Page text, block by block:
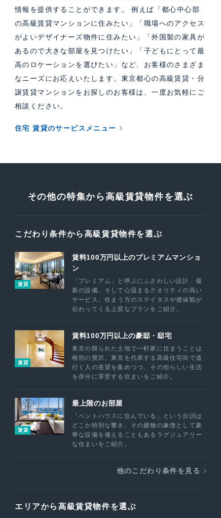
情報を提供することができます。 例えば「都心中心部
の高級賃貸マンションに住みたい」「職場へのアクセス
がよいデザイナーズ物件に住みたい」「外国製の家具が
あるので大きな部屋を見つけたい」「子どもにとって最
高のロケーションを選びたい」など、お客様のさまざま
なニーズにお応えいたします。東京都心の高級賃貸・分
譲賃貸マンションをお探しのお客様は、一度お気軽にご
相談ください。
住宅 賃貸のサービスメニュー
その他の特集から高級賃貸物件を選ぶ
こだわり条件から高級賃貸物件を選ぶ
賃貸
賃料100万円以上のプレミアムマンショ
ン
「プレミアム」と呼ぶにふさわしい設計、最
新の設備、そして心温まるクオリティの高い
サービス。住まう方のステイタスや価値観が
伝わってくる上質なプランをご紹介。
賃貸
賃料100万円以上の豪邸・邸宅
東京の限られた土地で一軒家に住まうことは
格別の贅沢。東京を代表する高級住宅街で道
行く人の羨望を集めつつ、その街らしい生活
を存分に享受する住まいをご紹介。
賃貸
最上階のお部屋
「ペントハウスに住んでいる」という台詞は
どこか特別な響き。その建物の象徴として豪
華な設備を備えることもあるラグジュアリー
な住まいをご紹介。
他のこだわり条件を見る
エリアから高級賃貸物件を選ぶ